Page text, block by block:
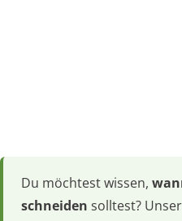
Du möchtest wissen,
schneiden solltest? Unser